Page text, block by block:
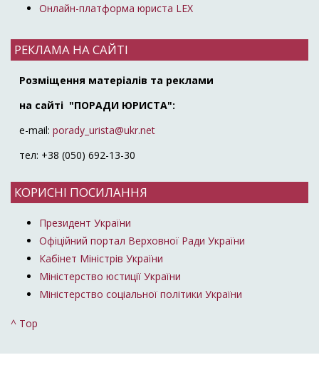
Онлайн-платформа юриста LEX
РЕКЛАМА НА САЙТІ
Розміщення матеріалів та реклами
на сайті "ПОРАДИ ЮРИСТА":
e-mail: porady_urista@ukr.net
тел: +38 (050) 692-13-30
КОРИСНІ ПОСИЛАННЯ
Президент України
Офіційний портал Верховної Ради України
Кабінет Міністрів України
Міністерство юстиції України
Міністерство соціальної політики України
^ Top